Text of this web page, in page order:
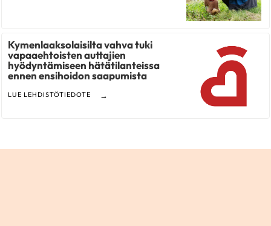
Kymenlaaksolaisilta vahva tuki
vapaaehtoisten auttajien
hyödyntämiseen hätätilanteissa
ennen ensihoidon saapumista
LUE LEHDISTÖTIEDOTE